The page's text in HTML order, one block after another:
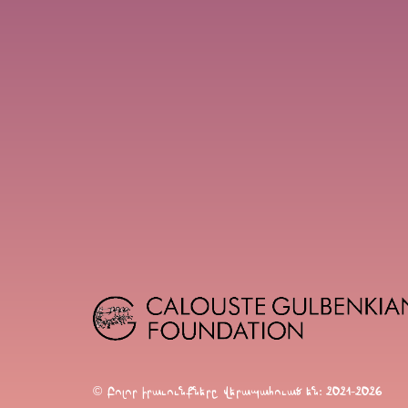
© Բոլոր իրաւունքները վերապահուած են։ 2021-2026